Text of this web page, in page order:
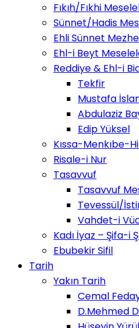
Fıkıh/Fıkhi
Sünnet/Hadis
Ehli Sünnet
Ehl-i Beyt
Reddiye & Ehl-i
Tekfir
Mustafa
Abdulaziz
Edip Yüksel
Kıssa-Menkıbe-
Risale-i Nur
Tasavvuf
Tasavvuf
Tevessül/
Vahdet-i
Kadı İyaz – Şifa-i
Ebubekir Sifil
Tarih
Yakın Tarih
Cemal
D.Mehmed